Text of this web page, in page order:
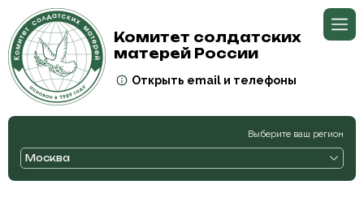
Комитет солдатских
матерей России
Открыть email и телефоны
Выберите ваш регион
Москва